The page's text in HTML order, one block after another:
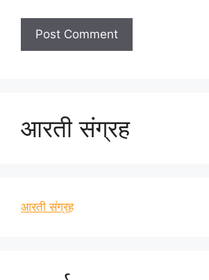
आरती संग्रह
आरती संग्रह